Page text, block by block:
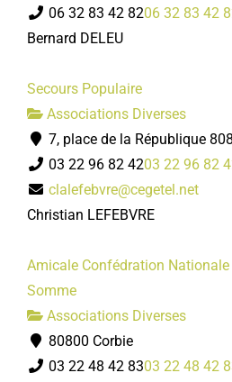
06 32 83 42 8206 32 83 42
Bernard DELEU
Secours Populaire
Associations Diverses
7, place de la République
03 22 96 82 4203 22 96 82
clalefebvre@cegetel.net
Christian LEFEBVRE
Amicale Confédration
Somme
Associations Diverses
80800 Corbie
03 22 48 42 8303 22 48 42